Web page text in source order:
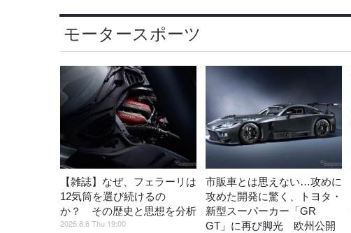
モータースポーツ
【雑誌】なぜ、フェラーリは
12気筒を選び続けるの
か？ その歴史と思想を分析
2026.8.6 Thu 19:00
市販車とは思えない…攻めに
攻めた開発に驚く、トヨタ・
新型スーパーカー「GR
GT」に再び脚光 欧州公開